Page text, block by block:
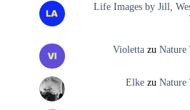
Life Images by Jill,
Violettazu Nature
Elkezu Nature